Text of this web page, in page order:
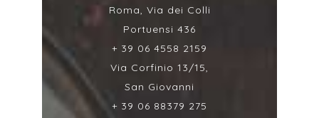
Roma, Via dei Colli
Portuensi 436
+ 39 06 4558 2159
Via Corfinio 13/15,
San Giovanni
+ 39 06 88379 275